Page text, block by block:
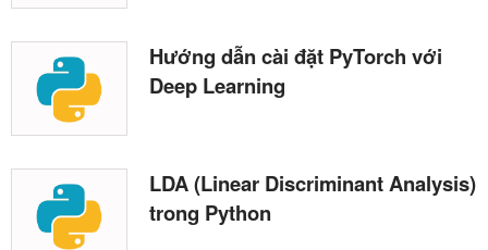
Hướng dẫn cài đặt PyTorch với
Deep Learning
LDA (Linear Discriminant Analysis)
trong Python